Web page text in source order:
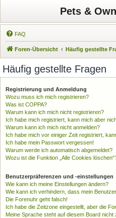
Pets &
FAQ
Foren-Übersicht Häufig gestellte
Häufig gestellte Fragen
Registrierung und Anmeldung
Wozu muss ich mich registrieren?
Was ist COPPA?
Warum kann ich mich nicht registrieren?
Ich habe mich registriert, kann mich aber
Warum kann ich mich nicht anmelden?
Ich habe mich vor einiger Zeit registriert,
Ich habe mein Passwort vergessen!
Warum werde ich automatisch abgemeldet?
Wozu ist die Funktion „Alle Cookies
Benutzerpräferenzen und -einstellungen
Wie kann ich meine Einstellungen ändern?
Wie kann ich verhindern, dass mein
Die Forenuhr geht falsch!
Ich habe die Zeitzone eingestellt, aber die
Meine Sprache steht auf diesem Board nicht